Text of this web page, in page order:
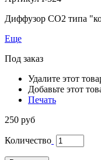
Диффузор СO2 типа
Еще
Под заказ
Удалите этот
Добавьте этот
Печать
250 руб
Количество